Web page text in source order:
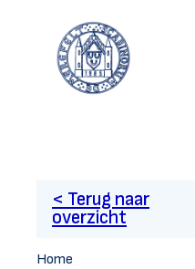
< Terug naar
overzicht
Home